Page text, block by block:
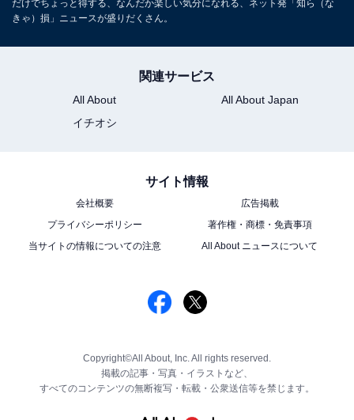
だけでちょっと得する、なんだか楽しい気分になれる、ネット発「知ら（な
きゃ）損」ニュースが盛りだくさん。
関連サービス
All About
All About Japan
イチオシ
サイト情報
会社概要
広告掲載
プライバシーポリシー
著作権・商標・免責事項
当サイトの情報についての注意
All About ニュースについて
Copyright©All About, Inc. All rights reserved.
掲載の記事・写真・イラストなど、
すべてのコンテンツの無断複写・転載・公衆送信等を禁じます。